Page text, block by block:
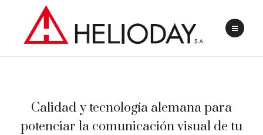
Calidad y tecnología alemana para
potenciar la comunicación visual de tu